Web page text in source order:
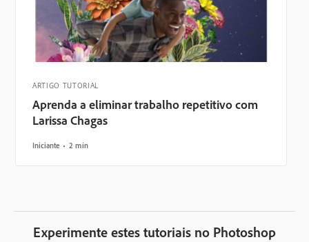
ARTIGO TUTORIAL
Aprenda a eliminar trabalho repetitivo com
Larissa Chagas
Iniciante 2 min
Experimente estes tutoriais no Photoshop